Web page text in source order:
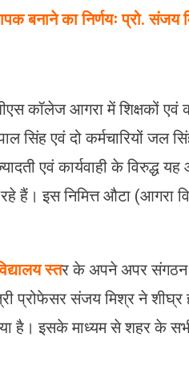
बनाने का निर्णयः प्रो. संजय
कॉलेज आगरा में शिक्षकों एवं
सिंह एवं दो कर्मचारियों जल
एवं कार्यवाही के विरुद्ध
इस निमित्त औटा (आगरा
स्तर के अपने अपर संगठन
प्रोफेसर संजय मिश्र ने शीघ्र
है। इसके माध्यम से शहर के सभी